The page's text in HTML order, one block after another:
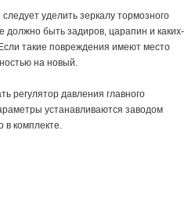
уделить зеркалу тормозного
быть задиров, царапин и каких-
такие повреждения имеют место
на новый.
регулятор давления главного
устанавливаются заводом
в комплекте.